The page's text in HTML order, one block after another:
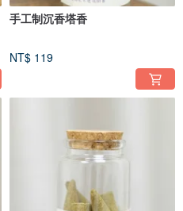
手工制沉香塔香
NT$ 119